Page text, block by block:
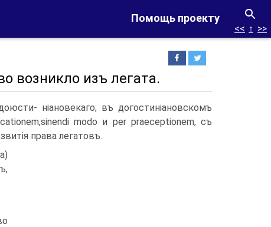
Помощь проекту
<< ↑ >>
возникло изъ легата.
ніановекаго; въ догостиніановскомъ
modo и per praeceptionem, съ
права легатовъ.